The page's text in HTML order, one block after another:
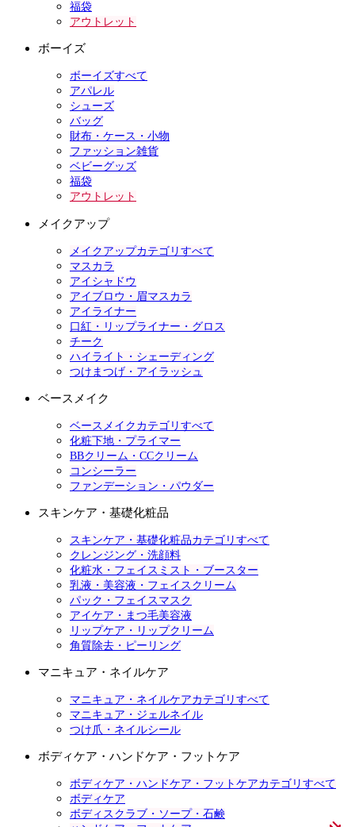
福袋
アウトレット
ボーイズ
ボーイズすべて
アパレル
シューズ
バッグ
財布・ケース・小物
ファッション雑貨
ベビーグッズ
福袋
アウトレット
メイクアップ
メイクアップカテゴリすべて
マスカラ
アイシャドウ
アイブロウ・眉マスカラ
アイライナー
口紅・リップライナー・グロス
チーク
ハイライト・シェーディング
つけまつげ・アイラッシュ
ベースメイク
ベースメイクカテゴリすべて
化粧下地・プライマー
BBクリーム・CCクリーム
コンシーラー
ファンデーション・パウダー
スキンケア・基礎化粧品
スキンケア・基礎化粧品カテゴリすべて
クレンジング・洗顔料
化粧水・フェイスミスト・ブースター
乳液・美容液・フェイスクリーム
パック・フェイスマスク
アイケア・まつ毛美容液
リップケア・リップクリーム
角質除去・ピーリング
マニキュア・ネイルケア
マニキュア・ネイルケアカテゴリすべて
マニキュア・ジェルネイル
つけ爪・ネイルシール
ボディケア・ハンドケア・フットケア
ボディケア・ハンドケア・フットケアカテゴリすべて
ボディケア
ボディスクラブ・ソープ・石鹸